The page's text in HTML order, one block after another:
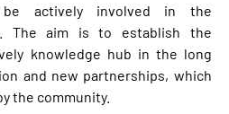
actively involved in the
The aim is to establish the
knowledge hub in the long
and new partnerships, which
the community.